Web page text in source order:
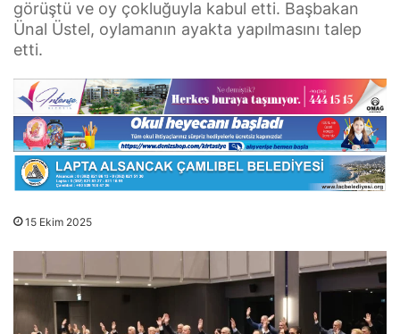
görüştü ve oy çokluğuyla kabul etti. Başbakan
Ünal Üstel, oylamanın ayakta yapılmasını talep
etti.
15 Ekim 2025